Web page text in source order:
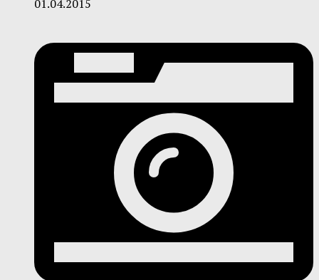
01.04.2015